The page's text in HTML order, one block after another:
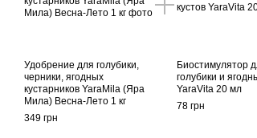
Удобрение для голубики,
черники, ягодных
кустарников YaraMila (Яра
Мила) Весна-Лето 1 кг
349 грн
Биостимулятор
голубики и
YaraVita 20 мл
78 грн